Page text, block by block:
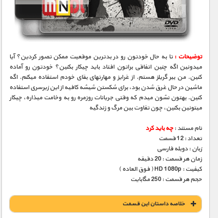
توضیحات : تا به حال خودتون رو در بدترین موقعیت ممکن تصور کردین؟ آیا
میدونین اگه چنین اتفاقی براتون افتاد باید چیکار بکنین؟ خودتون رو آماده
کنین. من بیر گریلز هستم. از غرایز و مهارتهای بقای خودم استفاده می­کنم. اگه
ماشین در حال غرق شدن بود، برای شکستن شيشه کافیه از این زیرسری استفاده
کنین. بهتون نشون میدم که وقتی جریانات روزمره رو به وخامت میذاره، چیکار
می­تونین بکنین، چون تفاوت بین مرگ و زندگیه
نام مستند : چه باید کرد
تعداد : 12 قسمت
زبان : دوبله فارسی
زمان هر قسمت : 20 دقیقه
کیفیت : HD 1080p ( فوق العاده )
حجم هر قسمت : 250 مگابایت
خلاصه داستان این قسمت